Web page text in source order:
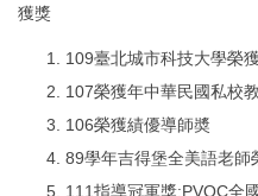
獲獎
109臺北城市科技大學榮
107榮獲年中華民國私校
106榮獲績優導師奬
89學年吉得堡全美語老師
111指導冠軍獎:PVQC全